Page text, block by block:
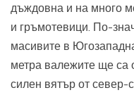
дъждовна и на много
и гръмотевици. По-
масивите в
метра валежите ще са
силен вятър от север-